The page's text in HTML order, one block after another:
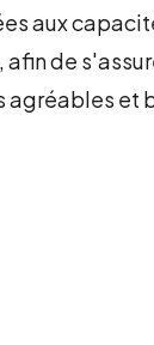
aux
afin de
agréables et